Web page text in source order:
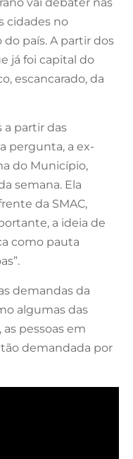
cidades no
país. A partir dos
já foi capital do
escancarado, da
a partir das
pergunta, a ex-
do Município,
semana. Ela
da SMAC,
a ideia de
como pauta
demandas da
algumas das
pessoas em
demandada por